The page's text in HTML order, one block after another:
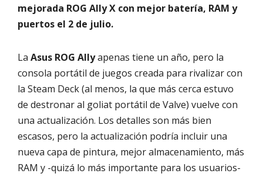
mejorada ROG Ally X con mejor batería, RAM y
puertos el 2 de julio.
La Asus ROG Allyapenas tiene un año, pero la
consola portátil de juegos creada para rivalizar con
la Steam Deck (al menos, la que más cerca estuvo
de destronar al goliat portátil de Valve) vuelve con
una actualización. Los detalles son más bien
escasos, pero la actualización podría incluir una
nueva capa de pintura, mejor almacenamiento, más
RAM y -quizá lo más importante para los usuarios-